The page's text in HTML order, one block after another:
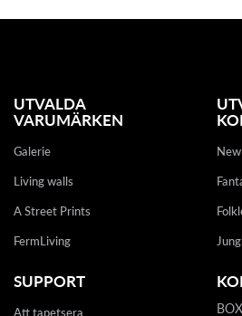
UTVALDA
VARUMÄRKEN
Galerie
Living walls
A Street Prints
FermLiving
SUPPORT
Att tapetsera